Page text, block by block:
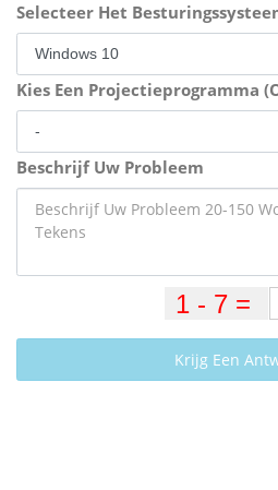
Selecteer Het
Kies Een Projectieprogramma
Beschrijf Uw Probleem
Krijg Een